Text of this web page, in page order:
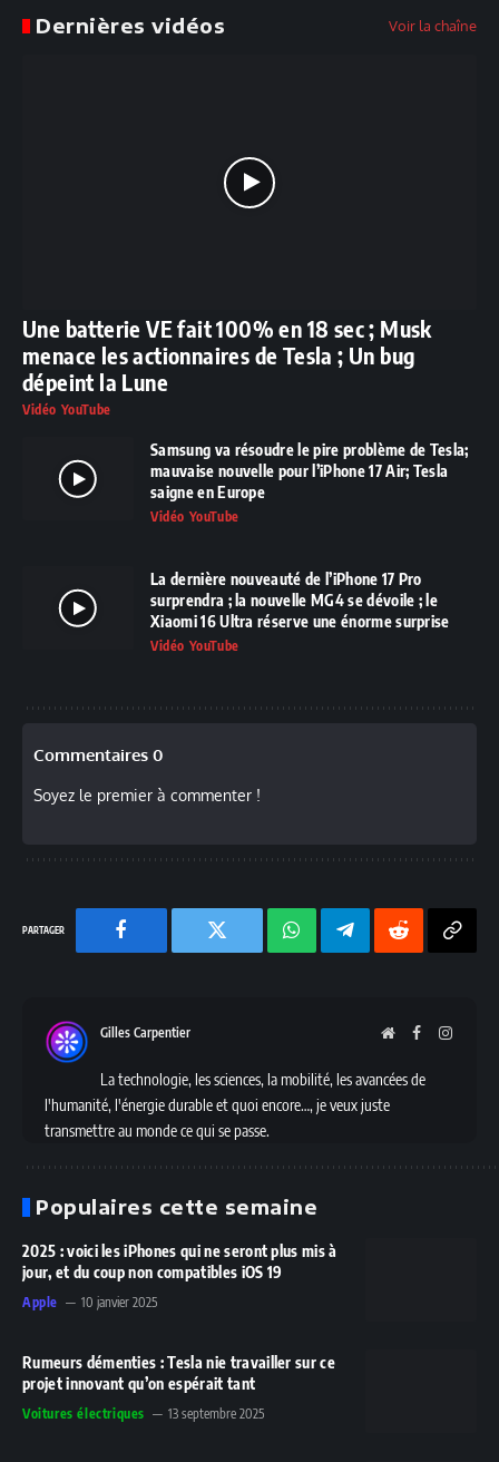
Dernières vidéos Voir la chaîne
Une batterie VE fait 100% en 18 sec ; Musk
menace les actionnaires de Tesla ; Un bug
dépeint la Lune
Vidéo YouTube
Samsung va résoudre le pire problème de Tesla;
mauvaise nouvelle pour l’iPhone 17 Air; Tesla
saigne en Europe
Vidéo YouTube
La dernière nouveauté de l’iPhone 17 Pro
surprendra ; la nouvelle MG4 se dévoile ; le
Xiaomi 16 Ultra réserve une énorme surprise
Vidéo YouTube
Commentaires 0
Soyez le premier à commenter !
Facebook Twitter
Chaine
TelegramReddit
Gilles Carpentier WebsiteFacebook
La technologie, les sciences, la mobilité, les avancées de
l'humanité, l'énergie durable et quoi encore…, je veux juste
transmettre au monde ce qui se passe.
Populaires cette semaine
2025 : voici les iPhones qui ne seront plus mis à
jour, et du coup non compatibles iOS 19
Apple 10 janvier 2025
Rumeurs démenties : Tesla nie travailler sur ce
projet innovant qu’on espérait tant
Voitures électriques 13 septembre 2025